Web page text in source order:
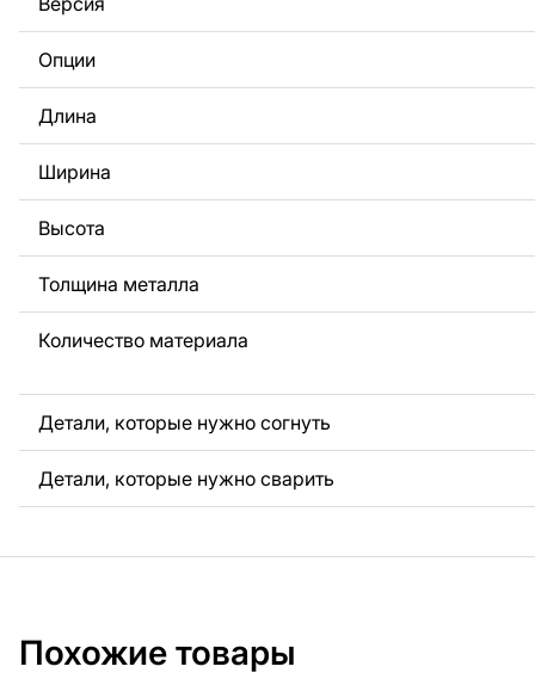
За дополнительную плату мы можем добавить любой
логотип вашей компании или внести другие изменения
Если вам нужно, чтобы мы выполнили
металла для вас, пожалуйста, свяжитесь с нами.
Если у вас остались вопросы или вам нужна помощь,
любое время, мы всегда готовы помочь.
Опции
Длина
Ширина
Высота
Толщина металла
Количество материала
Детали, которые нужно согнуть
Детали, которые нужно сварить
Похожие товары